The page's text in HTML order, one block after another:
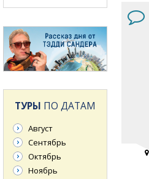
ТУРЫ ПО ДАТАМ
Август
Сентябрь
Октябрь
Ноябрь